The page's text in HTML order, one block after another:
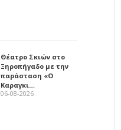
Θέατρο Σκιών στο
Ξηροπήγαδο με την
παράσταση «Ο
Καραγκι…
06-08-2026